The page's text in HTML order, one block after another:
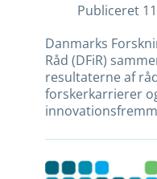
Publiceret
Danmarks
Råd (DFiR)
resultaterne af
forskerkarrierer